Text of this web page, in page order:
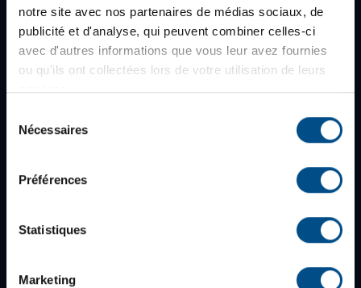
notre site avec nos partenaires de médias sociaux, de
publicité et d'analyse, qui peuvent combiner celles-ci
avec d'autres informations que vous leur avez fournies
ou qu'ils ont collectées lors de votre utilisation de leurs
services.
Nécessaires
Préférences
Statistiques
Marketing
À propos d'afb
Qui sommes-nous ?
Rejoignez-nous
Infos et services